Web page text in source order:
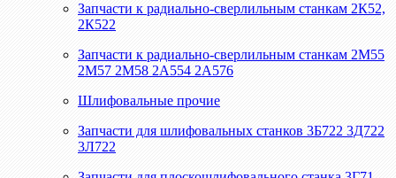
Запчасти к радиально-сверлильным станкам 2К52,
2К522
Запчасти к радиально-сверлильным станкам 2М55
2М57 2М58 2А554 2А576
Шлифовальные прочие
Запчасти для шлифовальных станков 3Б722 3Д722
3Л722